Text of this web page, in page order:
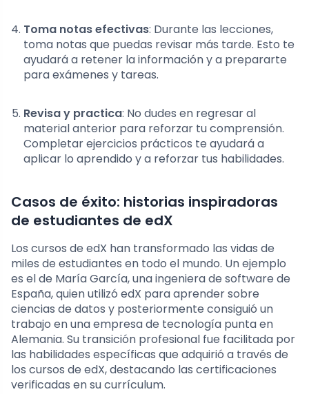
Toma notas efectivas: Durante las lecciones,
toma notas que puedas revisar más tarde. Esto te
ayudará a retener la información y a prepararte
para exámenes y tareas.
Revisa y practica: No dudes en regresar al
material anterior para reforzar tu comprensión.
Completar ejercicios prácticos te ayudará a
aplicar lo aprendido y a reforzar tus habilidades.
Casos de éxito: historias inspiradoras
de estudiantes de edX
Los cursos de edX han transformado las vidas de
miles de estudiantes en todo el mundo. Un ejemplo
es el de María García, una ingeniera de software de
España, quien utilizó edX para aprender sobre
ciencias de datos y posteriormente consiguió un
trabajo en una empresa de tecnología punta en
Alemania. Su transición profesional fue facilitada por
las habilidades específicas que adquirió a través de
los cursos de edX, destacando las certificaciones
verificadas en su currículum.